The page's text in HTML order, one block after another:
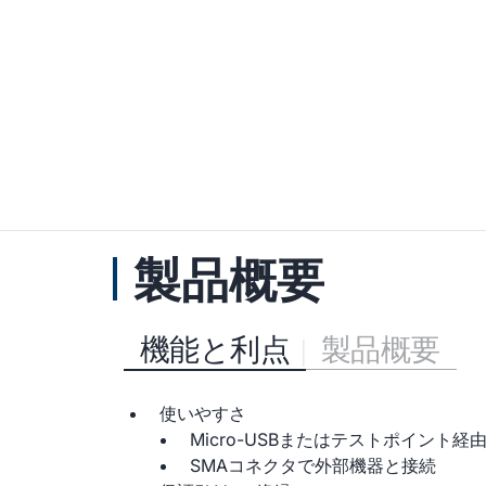
製品概要
機能と利点 製品概要
使いやすさ
Micro-USBまたはテストポイント経
SMAコネクタで外部機器と接続